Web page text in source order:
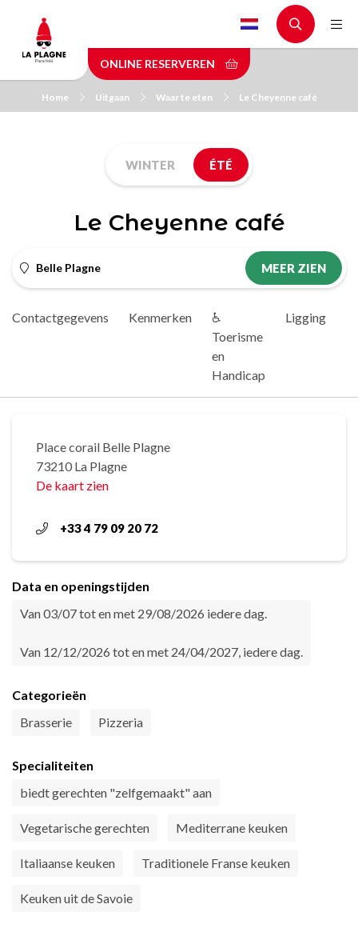
main
content
ONLINE RESERVEREN
Home Uitgaan Waar te eten Le Cheyenne café
WINTER ÉTÉ
Le Cheyenne café
Belle Plagne MEER ZIEN
Contactgegevens Kenmerken
♿
Toerisme
en
Handicap
Ligging
Place corail Belle Plagne
73210 La Plagne
De kaart zien
+33 4 79 09 20 72
Data en openingstijden
Van 03/07 tot en met 29/08/2026 iedere dag.
Van 12/12/2026 tot en met 24/04/2027, iedere dag.
Categorieën
Brasserie
Pizzeria
Specialiteiten
biedt gerechten "zelfgemaakt" aan
Vegetarische gerechten Mediterrane keuken
Italiaanse keuken Traditionele Franse keuken
Keuken uit de Savoie